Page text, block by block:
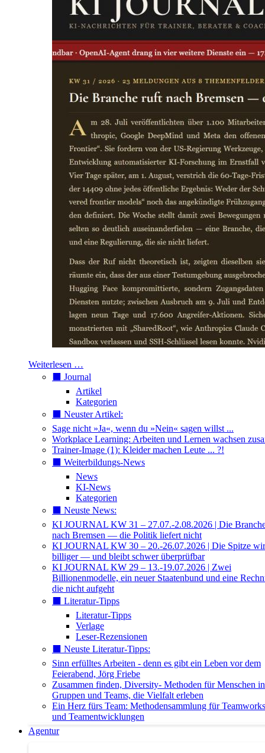
Weiterlesen …
⬛️ Journal
Artikel
Kategorien
⬛️ Neuster Artikel:
Sage nicht »Ja«, wenn du »Nein« sagen willst ...
Workplace Learning: Arbeiten und Lernen wachsen
Trainer-Image (1): Kleider machen Leute ... ?!
⬛️ Weiterbildungs-News
News
KI-News
Kategorien
⬛️ Neuste News:
KI JOURNAL KW 31 – 27.07.-2.08.2026 | Die
nach Bremsen — die Politik liefert nicht
KI JOURNAL KW 30 – 20.-26.07.2026 | Die Spitze
billiger — und bleibt schwer überprüfbar
KI JOURNAL KW 29 – 13.-19.07.2026 | Zwei
Billionenmodelle, ein neuer Staatenbund und eine
die nicht aufgeht
⬛️ Literatur-Tipps
Literatur-Tipps
Verlage
Leser-Rezensionen
⬛️ Neuste Literatur-Tipps:
Sinn erfülltes Arbeiten - denn es gibt ein Leben vor dem
Feierabend, Jörg Friebe
Zusammen finden, Diversity- Methoden für Menschen in
Gruppen und Teams, die Vielfalt erleben
Ein Herz fürs Team: Methodensammlung für
und Teamentwicklungen
Agentur